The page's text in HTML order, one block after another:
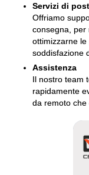
Servizi di
Offriamo
consegna, per
ottimizzarne
soddisfazione
Assistenza
Il nostro team
rapidamente
da remoto che